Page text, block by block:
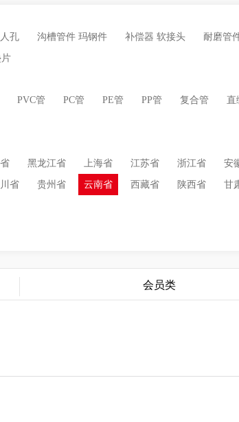
人孔 沟槽管件 玛钢件 补偿器 软接头 耐磨管
PVC管 PC管 PE管 PP管 复合管 直
黑龙江省 上海省 江苏省 浙江省 安
省 贵州省 云南省 西藏省 陕西省 甘
会员类